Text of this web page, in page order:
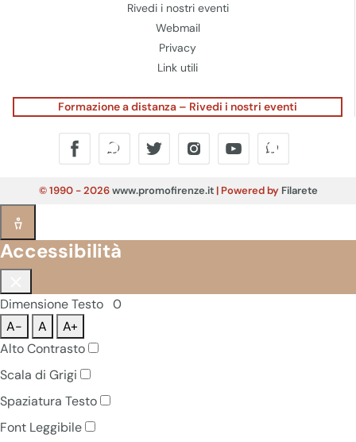
Rivedi i nostri eventi
Webmail
Privacy
Link utili
Formazione a distanza – Rivedi i nostri eventi
© 1990 - 2026www.promofirenze.it| Powered by Filarete
Accessibilità
Dimensione Testo 0
A-
A
A+
Alto Contrasto
Scala di Grigi
Spaziatura Testo
Font Leggibile